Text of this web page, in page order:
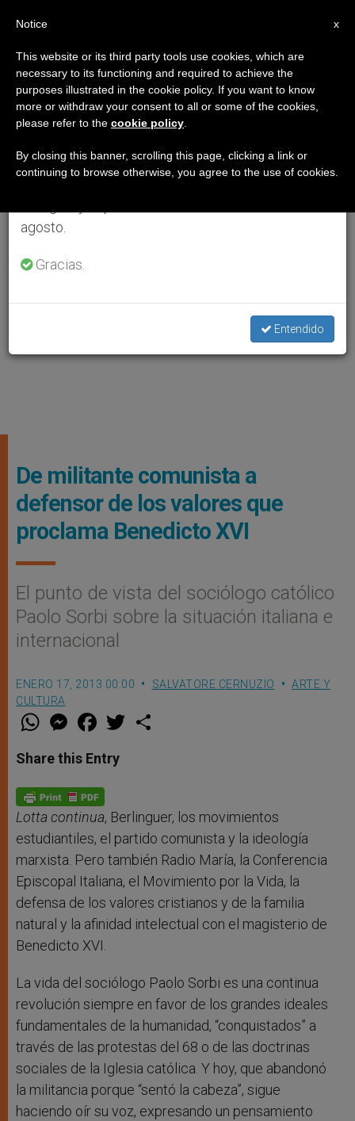
De militante comunista a
defensor de los valores que
proclama Benedicto XVI
El punto de vista del sociólogo católico
Paolo Sorbi sobre la situación italiana e
internacional
ENERO 17, 2013 00:00 SALVATORE CERNUZIO
ARTE Y
CULTURA
W
t
s
p
p
M
e
s
e
g
e
r
F
a
e
b
o
k
w
Share this Entry
Lotta continua, Berlinguer, los movimientos
estudiantiles, el partido comunista y la ideología
marxista. Pero también Radio María, la Conferencia
Episcopal Italiana, el Movimiento por la Vida, la
defensa de los valores cristianos y de la familia
natural y la afinidad intelectual con el magisterio de
Benedicto XVI.
La vida del sociólogo Paolo Sorbi es una continua
revolución siempre en favor de los grandes ideales
fundamentales de la humanidad, “conquistados” a
través de las protestas del 68 o de las doctrinas
sociales de la Iglesia católica. Y hoy, que abandonó
la militancia porque “sentó la cabeza”, sigue
haciendo oír su voz, expresando un pensamiento
×
Aviso importante
Del 27 de julio al 7 de agosto haremos la pausa
anual, aprovechando que en el periodo de verano
se generan menos informaciones y también el
agosto.
Gracias.
Entendido
x
Notice
This website or its third party tools use cookies, which are
necessary to its functioning and required to achieve the
purposes illustrated in the cookie policy. If you want to know
more or withdraw your consent to all or some of the cookies,
please refer to the cookie policy
By closing this banner, scrolling this page, clicking a link or
continuing to browse otherwise, you agree to the use of cookies.